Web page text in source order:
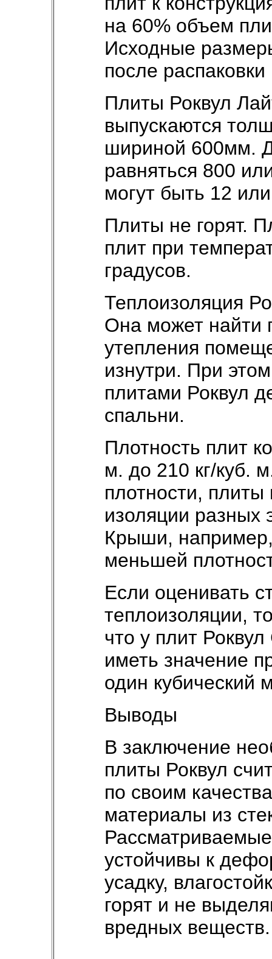
на 60% объем
Исходные
после распаковки
Плиты Роквул
выпускаются
шириной 600мм.
равняться 800
могут быть 12
Плиты не горят.
плит при
градусов.
Теплоизоляция
Она может найти
утепления
изнутри. При
плитами Роквул
спальни.
Плотность плит
м. до 210 кг/куб.
плотности,
изоляции разных
Крыши,
меньшей
Если оценивать
теплоизоляции,
что у плит
иметь значение
один кубический
Выводы
В заключение
плиты Роквул
по своим
материалы из
устойчивы к
усадку,
горят и не
вредных веществ.